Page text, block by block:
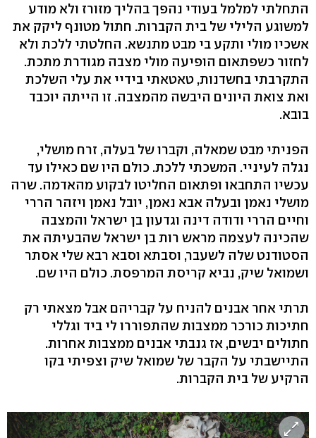
התחלתי למלמל בעודי נהפך בהליך מזורז ולא מודע
למשוגע הלילי של בית הקברות. חתול מטונף ליקק את
אשכיו מולי ותקע בי מבט מתנשא. החלטתי ללכת ולא
לחזור כשפתאום הופיעה מולי מצבה מגודרת מתכת.
התקרבתי בחשדנות, טאטאתי בידיי את עלי השלכת
ואת צואת היונים היבשה מהמצבה. זו הייתה יוכבד
בובא.
הפניתי מבט שמאלה, וקברו של בעלה, זרח מושלי,
נגלה לעיניי. המשכתי ללכת. כולם היו שם כאילו עד
עכשיו התחבאו ופתאום החליטו לבקוע מהאדמה. שרה
מושלי נאמן ובעלה אבא נאמן, יובל נאמן ויזהר הררי
וחיים הררי ודודה דינה וגדעון בן ישראל והמצבה
שהכינה לעצמה מראש רות בן ישראל שהבעיתה את
הסטודנט שלה לשעבר, וסבתא וסבא רבא שלי אסתר
ושמואל שיק, נביא קריסת המרפסת. כולם היו שם.
תרתי אחר אבנים להניח על קבריהם אבל מצאתי רק
חתיכות כורכר ממצבות שהתפוררו לי ביד וגללי
חתולים יבשים, אז גנבתי אבנים ממצבות אחרות.
התיישבתי על הקבר של שמואל שיק וצפיתי בקו
הרקיע של בית הקברות.